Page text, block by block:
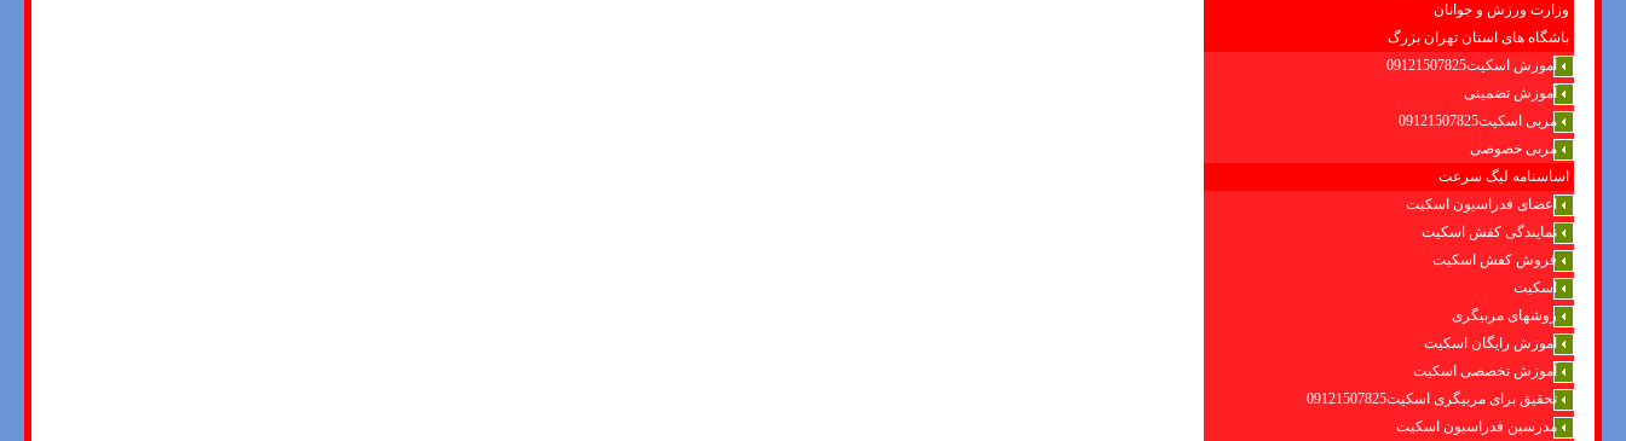
وزارت ورزش و جوانان
باشگاه های استان تهران بزرگ
آموزش اسکیت09121507825
آموزش تضمینی
مربی اسکیت09121507825
مربی خصوصی
اساسنامه لیگ سرعت
اعضای فدراسیون اسکیت
نمایندگی کفش اسکیت
فروش کفش اسکیت
اسکیت
روشهای مربیگری
اموزش رایگان اسکیت
آموزش تخصصی اسکیت
تحقیق برای مربیگری اسکیت09121507825
مدرسین فدراسیون اسکیت